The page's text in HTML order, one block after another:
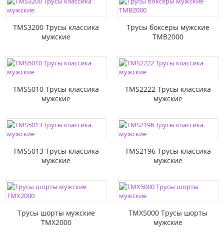
TMS3200 Трусы классика
мужские
Трусы боксеры мужские
TMB2000
TMS5010 Трусы классика
мужские
TMS2222 Трусы классика
мужские
TMS5013 Трусы классика
мужские
TMS2196 Трусы классика
мужские
Трусы шорты мужские
TMX2000
TMX5000 Трусы шорты
мужские